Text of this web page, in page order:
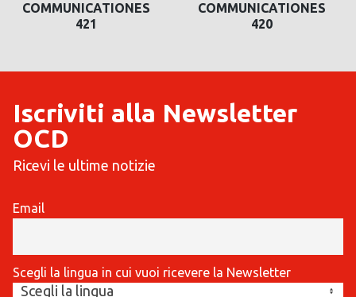
COMMUNICATIONES
421
COMMUNICATIONES
420
Iscriviti alla Newsletter
OCD
Ricevi le ultime notizie
Email
Scegli la lingua in cui vuoi ricevere la Newsletter